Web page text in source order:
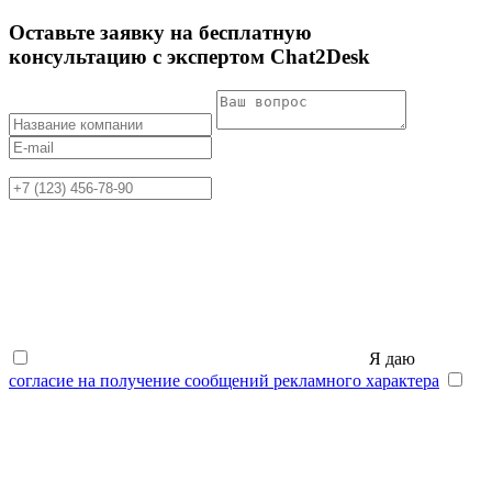
Оставьте заявку на бесплатную
консультацию с экспертом Chat2Desk
Я даю
согласие на получение сообщений рекламного характера